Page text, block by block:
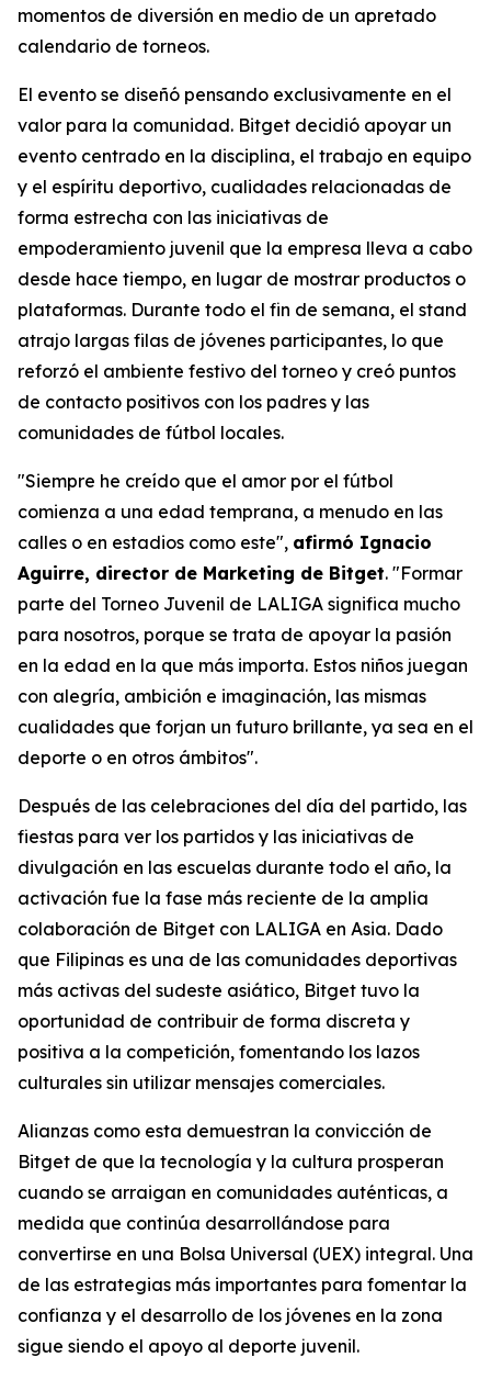
momentos de diversión en medio de un apretado
calendario de torneos.
El evento se diseñó pensando exclusivamente en el
valor para la comunidad. Bitget decidió apoyar un
evento centrado en la disciplina, el trabajo en equipo
y el espíritu deportivo, cualidades relacionadas de
forma estrecha con las iniciativas de
empoderamiento juvenil que la empresa lleva a cabo
desde hace tiempo, en lugar de mostrar productos o
plataformas. Durante todo el fin de semana, el stand
atrajo largas filas de jóvenes participantes, lo que
reforzó el ambiente festivo del torneo y creó puntos
de contacto positivos con los padres y las
comunidades de fútbol locales.
"Siempre he creído que el amor por el fútbol
comienza a una edad temprana, a menudo en las
calles o en estadios como este", afirmó Ignacio
Aguirre, director de Marketing de Bitget. "Formar
parte del Torneo Juvenil de LALIGA significa mucho
para nosotros, porque se trata de apoyar la pasión
en la edad en la que más importa. Estos niños juegan
con alegría, ambición e imaginación, las mismas
cualidades que forjan un futuro brillante, ya sea en el
deporte o en otros ámbitos".
Después de las celebraciones del día del partido, las
fiestas para ver los partidos y las iniciativas de
divulgación en las escuelas durante todo el año, la
activación fue la fase más reciente de la amplia
colaboración de Bitget con LALIGA en Asia. Dado
que Filipinas es una de las comunidades deportivas
más activas del sudeste asiático, Bitget tuvo la
oportunidad de contribuir de forma discreta y
positiva a la competición, fomentando los lazos
culturales sin utilizar mensajes comerciales.
Alianzas como esta demuestran la convicción de
Bitget de que la tecnología y la cultura prosperan
cuando se arraigan en comunidades auténticas, a
medida que continúa desarrollándose para
convertirse en una Bolsa Universal (UEX) integral. Una
de las estrategias más importantes para fomentar la
confianza y el desarrollo de los jóvenes en la zona
sigue siendo el apoyo al deporte juvenil.